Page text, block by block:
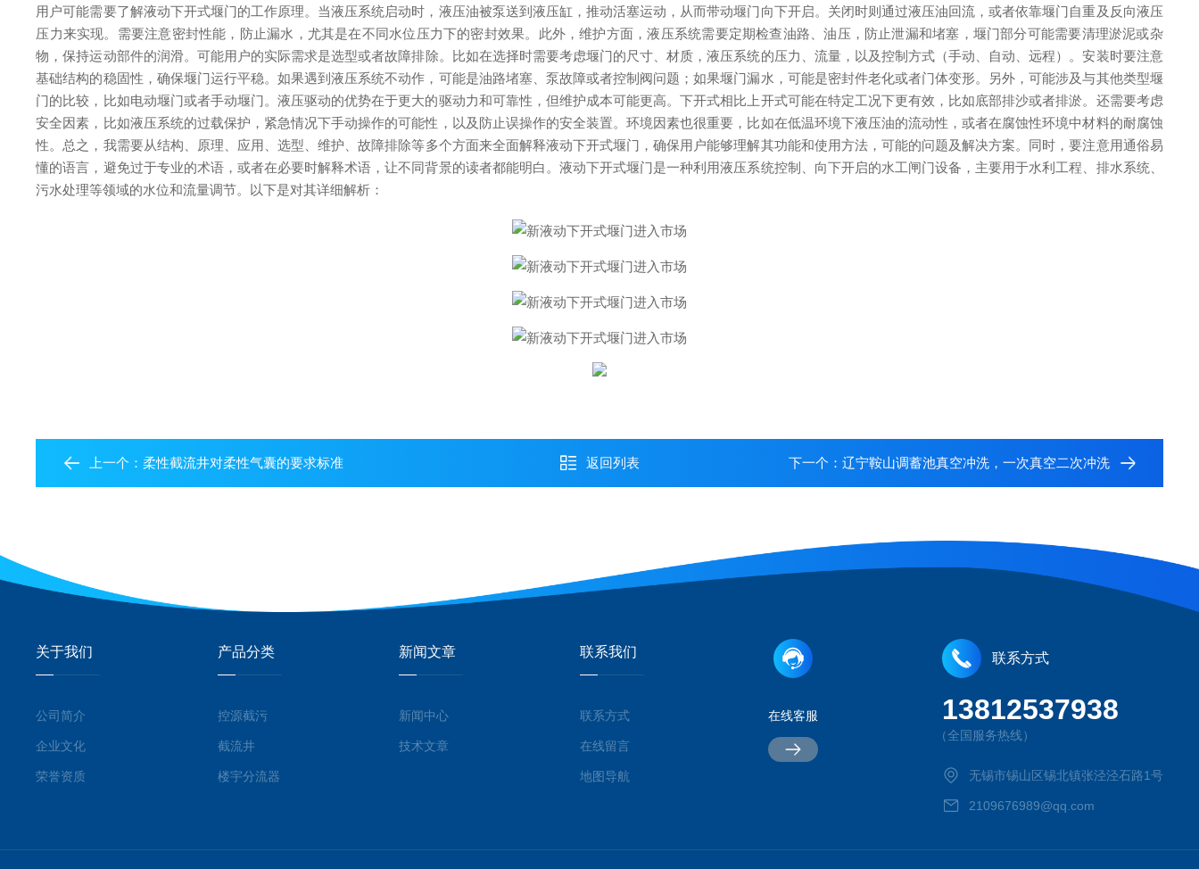
用户可能需要了解液动下开式堰门的工作原理。当液压系统启动时，液压油被泵送到液压缸，推动活塞运动，从而带动堰门向下开启。关闭时则通过液压油回流，或者依靠堰门自重及反向液压
压力来实现。需要注意密封性能，防止漏水，尤其是在不同水位压力下的密封效果。此外，维护方面，液压系统需要定期检查油路、油压，防止泄漏和堵塞，堰门部分可能需要清理淤泥或杂
物，保持运动部件的润滑。 可能用户的实际需求是选型或者故障排除。比如在选择时需要考虑堰门的尺寸、材质，液压系统的压力、流量，以及控制方式（手动、自动、远程）。安装时要注意
基础结构的稳固性，确保堰门运行平稳。如果遇到液压系统不动作，可能是油路堵塞、泵故障或者控制阀问题；如果堰门漏水，可能是密封件老化或者门体变形。
另外，可能涉及与其他类型堰
门的比较，比如电动堰门或者手动堰门。液压驱动的优势在于更大的驱动力和可靠性，但维护成本可能更高。下开式相比上开式可能在特定工况下更有效，比如底部排沙或者排淤。 还需要考虑
安全因素，比如液压系统的过载保护，紧急情况下手动操作的可能性，以及防止误操作的安全装置。环境因素也很重要，比如在低温环境下液压油的流动性，或者在腐蚀性环境中材料的耐腐蚀
性。 总之，我需要从结构、原理、应用、选型、维护、故障排除等多个方面来全面解释液动下开式堰门，确保用户能够理解其功能和使用方法，可能的问题及解决方案。同时，要注意用通俗易
懂的语言，避免过于专业的术语，或者在必要时解释术语，让不同背景的读者都能明白。 液动下开式堰门是一种利用液压系统控制、向下开启的水工闸门设备，主要用于水利工程、排水系统、
污水处理等领域的水位和流量调节。以下是对其详细解析：
上一个：柔性截流井对柔性气囊的要求标准 返回列表 下一个： 辽宁鞍山调蓄池真空冲洗，一次真空二次冲洗
关于我们
公司简介
企业文化
荣誉资质
产品分类
控源截污
截流井
楼宇分流器
新闻文章
新闻中心
技术文章
联系我们
联系方式
在线留言
地图导航
在线客服
联系方式
13812537938
（全国服务热线）
无锡市锡山区锡北镇张泾泾石路1号
2109676989@qq.com